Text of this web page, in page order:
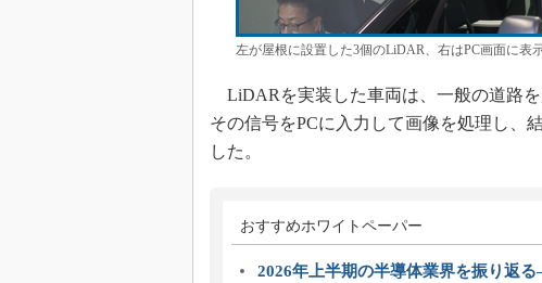
左が屋根に設置した3個のLiDAR、右はPC画面に表
LiDARを実装した車両は、一般の道路
その信号をPCに入力して画像を処理し、
した。
おすすめホワイトペーパー
2026年上半期の半導体業界を振り返